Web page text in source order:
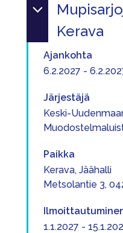
Kerava
Ajankohta
6.2.2027 -
Järjestäjä
Keski-
Paikka
Kerava, Jäähalli
Metsolantie 3,
1.1.2027 -